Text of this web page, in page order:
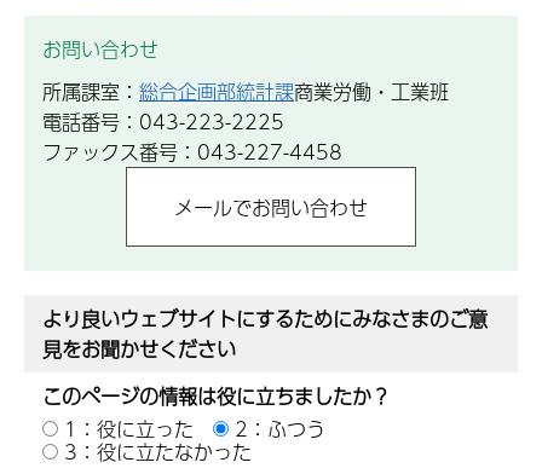
お問い合わせ
所属課室： 総合企画部統計課商業労働・工業班
電話番号：043-223-2225
ファックス番号：043-227-4458
より良いウェブサイトにするためにみなさまのご意
見をお聞かせください
このページの情報は役に立ちましたか？
1：役に立った
2：ふつう
3：役に立たなかった